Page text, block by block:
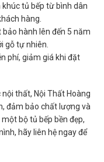
khúc tủ bếp từ bình dân
hàng.
hành lên đến 5 năm
gỗ tự nhiên.
phí, giảm giá khi đặt
thất, Nội Thất Hoàng
đảm bảo chất lượng và
bộ tủ bếp bền đẹp,
hãy liên hệ ngay để